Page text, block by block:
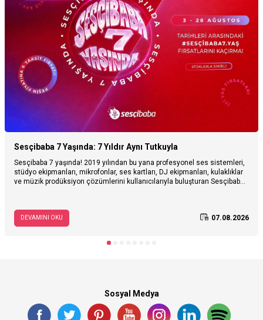
Sesçibaba 7 Yaşında: 7 Yıldır Aynı Tutkuyla
Sesçibaba 7 yaşında! 2019 yılından bu yana profesyonel ses sistemleri,
stüdyo ekipmanları, mikrofonlar, ses kartları, DJ ekipmanları, kulaklıklar
ve müzik prodüksiyon çözümlerini kullanıcılarıyla buluşturan Sesçibaba,
arasında geçerli 7. yaş kampanyasına özel avantajları inceleyin.
DEVAMINI OKU 07.08.2026
Sosyal Medya